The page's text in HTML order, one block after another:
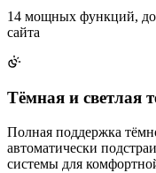
14 мощных функций,
сайта
Тёмная и светлая
Полная поддержка
автоматически
системы для